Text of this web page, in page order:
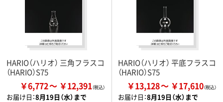
HARIO（ハリオ） 三角フラスコ
（HARIO）S75
￥6,772 ￥12,391
お届け日：8月19日（水）まで
HARIO（ハリオ） 平底フラスコ
（HARIO）S75
￥13,128 ￥17,610
お届け日：8月19日（水）まで